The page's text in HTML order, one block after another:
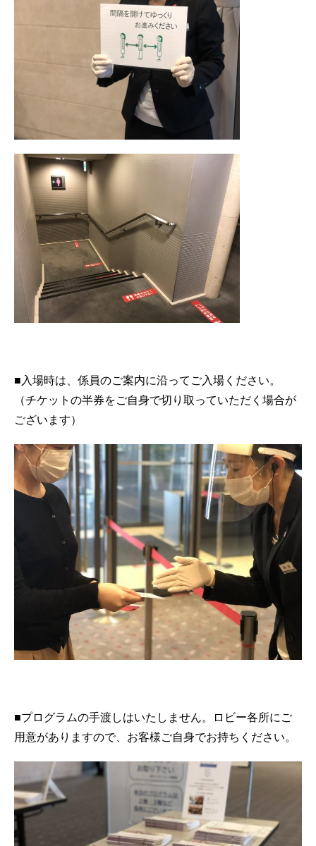
■入場時は、係員のご案内に沿ってご入場ください。
（チケットの半券をご自身で切り取っていただく場合が
ございます）
■プログラムの手渡しはいたしません。ロビー各所にご
用意がありますので、お客様ご自身でお持ちください。